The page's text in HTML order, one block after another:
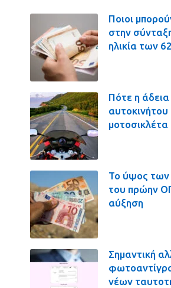
Ποιοι
στην
ηλικία των
Πότε η
αυτοκινήτου
μοτοσικλέτα
Το ύψος
του πρώην
αύξηση
Σημαντική
νέων